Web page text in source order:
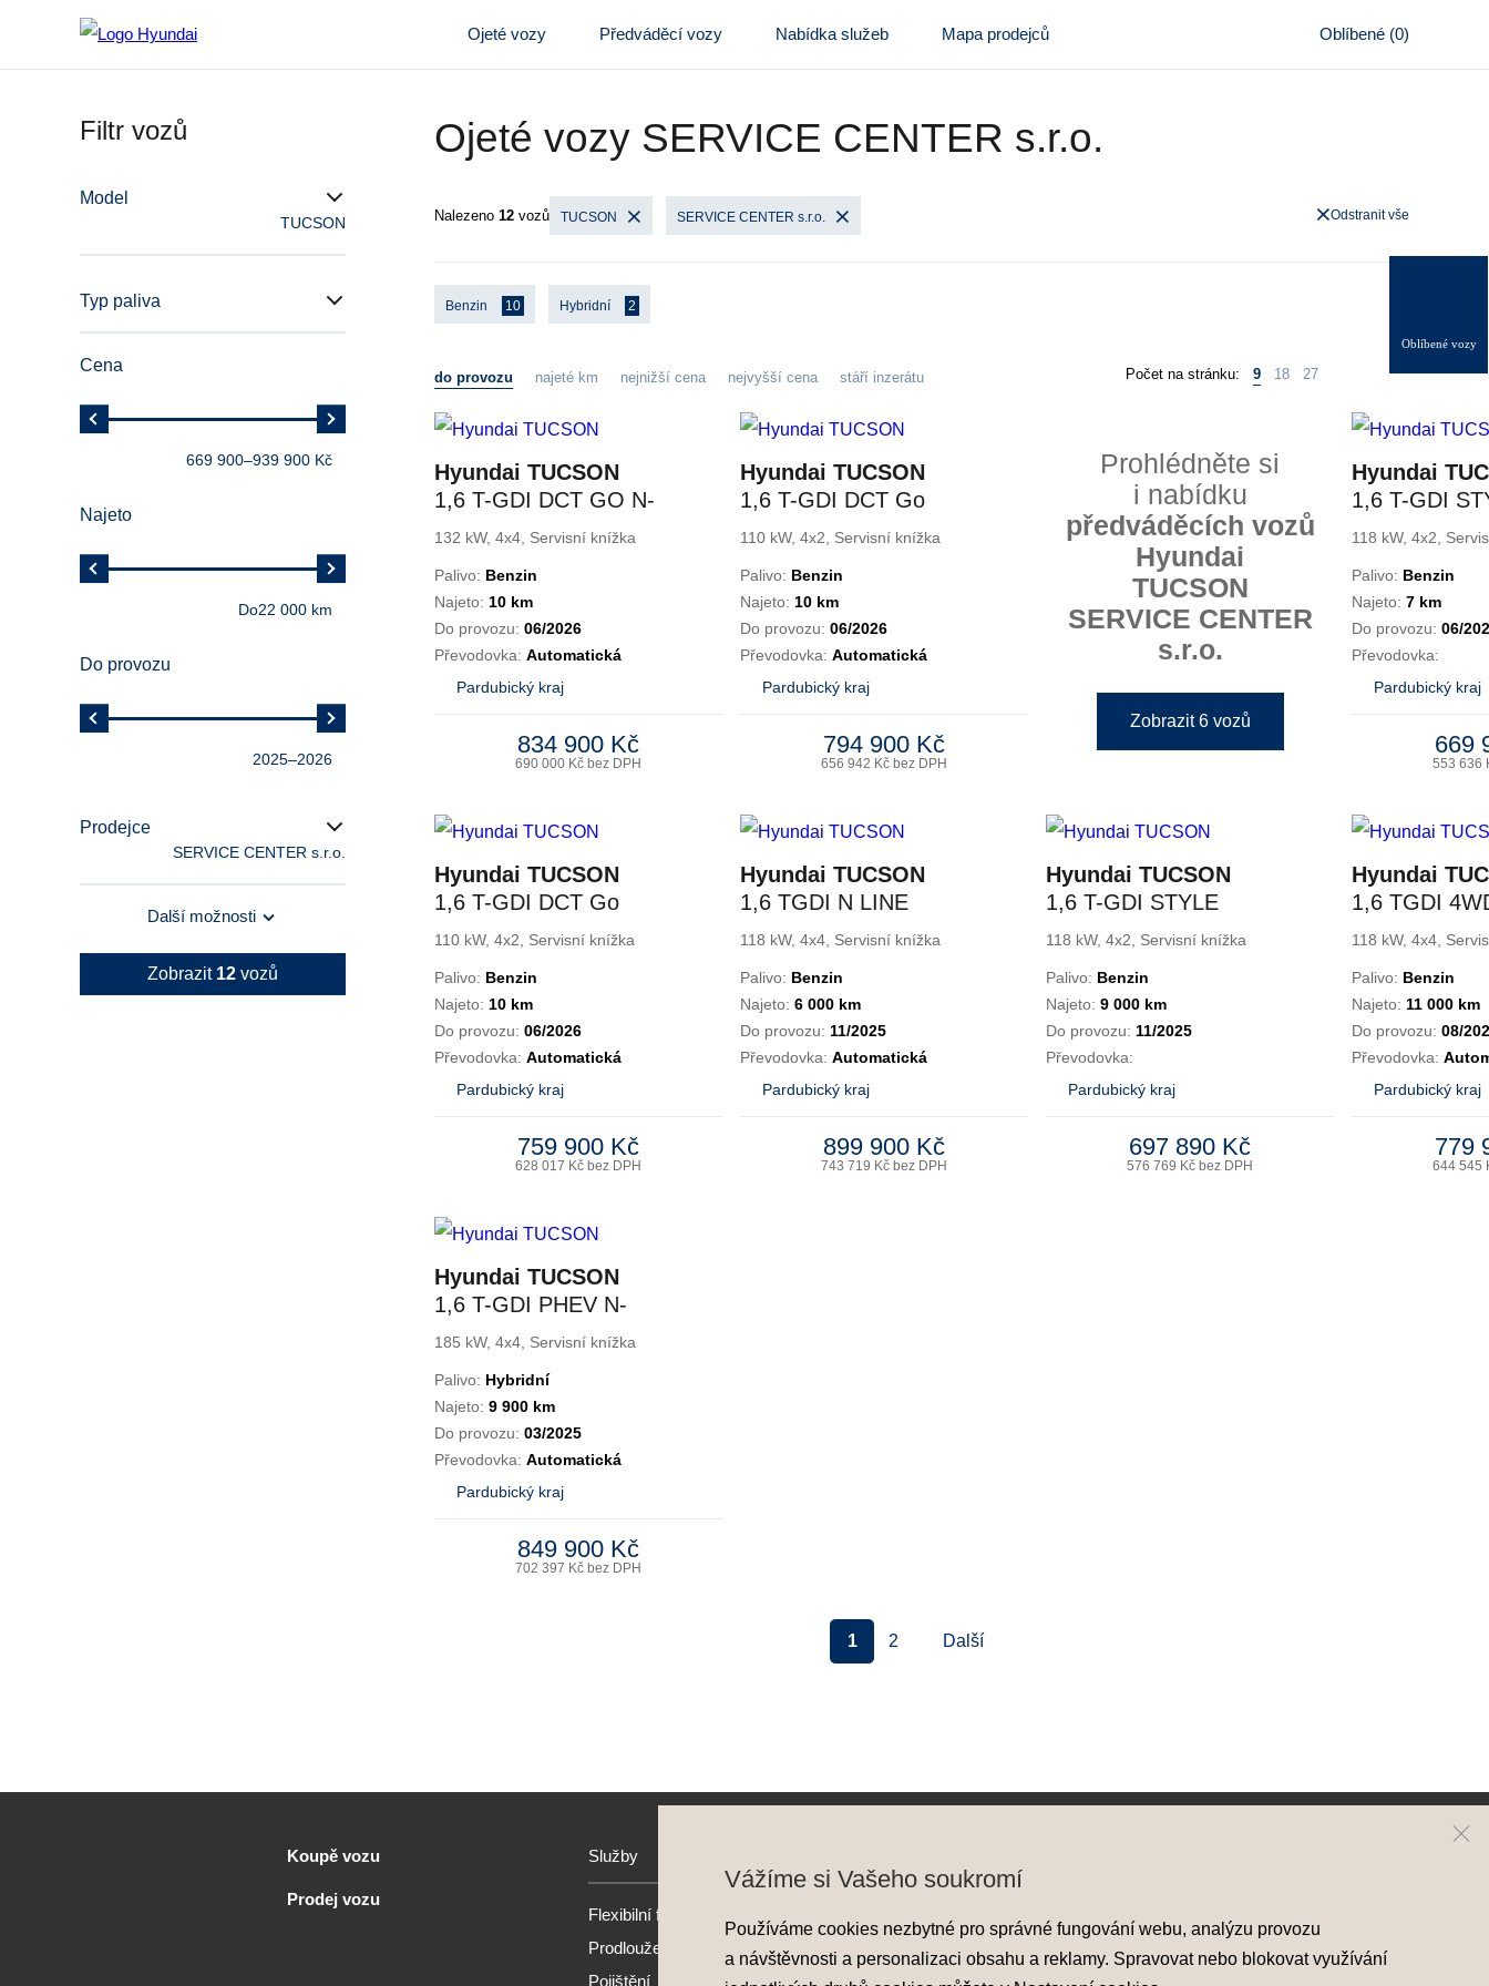
Ojeté vozy Předváděcí vozy Nabídka služeb Mapa prodejců Oblíbené (0)
Oblíbené vozy
Filtr vozů
Model
TUCSON
Typ paliva
Cena
669 900–939 900 Kč
Najeto
Do22 000 km
Do provozu
2025–2026
Prodejce
SERVICE CENTER s.r.o.
Další možnosti
Zobrazit 12 vozů
Ojeté vozy SERVICE CENTER s.r.o.
Nalezeno 12 vozů TUCSON SERVICE CENTER s.r.o. Odstranit vše
Benzin 10 Hybridní 2
do provozu najeté km nejnižší cena nejvyšší cena stáří inzerátu Počet na stránku: 9 18 27
Hyundai TUCSON
1,6 T-GDI DCT GO N-
LINE 4WD
132 kW, 4x4, Servisní knížka
Palivo: Benzin
Najeto: 10 km
Do provozu: 06/2026
Převodovka: Automatická
Pardubický kraj
834 900 Kč
690 000 Kč bez DPH
Hyundai TUCSON
1,6 T-GDI DCT Go
Czech! N-Line
110 kW, 4x2, Servisní knížka
Palivo: Benzin
Najeto: 10 km
Do provozu: 06/2026
Převodovka: Automatická
Pardubický kraj
794 900 Kč
656 942 Kč bez DPH
Prohlédněte si
i nabídku
předváděcích vozů
Hyundai
TUCSON
SERVICE CENTER
s.r.o.
Zobrazit 6 vozů
Hyundai
1,6 T-GDI
118 kW, 4x2,
Palivo: Benzin
Najeto: 7 km
Do provozu: 06/
Převodovka:
Pardubický kraj
669
553 636
Hyundai TUCSON
1,6 T-GDI DCT Go
Czech! Plus
110 kW, 4x2, Servisní knížka
Palivo: Benzin
Najeto: 10 km
Do provozu: 06/2026
Převodovka: Automatická
Pardubický kraj
759 900 Kč
628 017 Kč bez DPH
Hyundai TUCSON
1,6 TGDI N LINE
STYLE PREMIUM
118 kW, 4x4, Servisní knížka
Palivo: Benzin
Najeto: 6 000 km
Do provozu: 11/2025
Převodovka: Automatická
Pardubický kraj
899 900 Kč
743 719 Kč bez DPH
Hyundai TUCSON
1,6 T-GDI STYLE
118 kW, 4x2, Servisní knížka
Palivo: Benzin
Najeto: 9 000 km
Do provozu: 11/2025
Převodovka:
Pardubický kraj
697 890 Kč
576 769 Kč bez DPH
Hyundai
1,6 TGDI
LINE
118 kW, 4x4,
Palivo: Benzin
Najeto: 11 000 km
Do provozu: 08/
Převodovka:
Pardubický kraj
779
644 545
Hyundai TUCSON
1,6 T-GDI PHEV N-
LINE 4WD AT
185 kW, 4x4, Servisní knížka
Palivo: Hybridní
Najeto: 9 900 km
Do provozu: 03/2025
Převodovka: Automatická
Pardubický kraj
849 900 Kč
702 397 Kč bez DPH
1 2 Další
Koupě vozu
Prodej vozu
Služby
Flexibilní financování
Prodloužená záruka
Pojištění
Nové skladové vozy
Předváděcí vozy
Vážíme si Vašeho soukromí
Používáme cookies nezbytné pro správné fungování webu, analýzu provozu
a návštěvnosti a personalizaci obsahu a reklamy. Spravovat nebo blokovat využívání